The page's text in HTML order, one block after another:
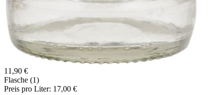
11,90 €
Flasche (1)
Preis pro Liter: 17,00 €